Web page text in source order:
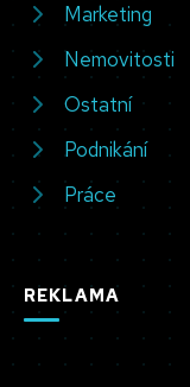
Marketing
Nemovitosti
Ostatní
Podnikání
Práce
REKLAMA